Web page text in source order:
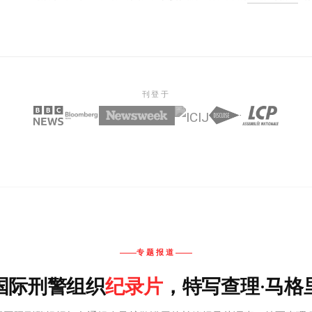
刊登于
专题报道
际刑警组织纪录片 ，特写查理·马格
通缉：国际刑警组织档案